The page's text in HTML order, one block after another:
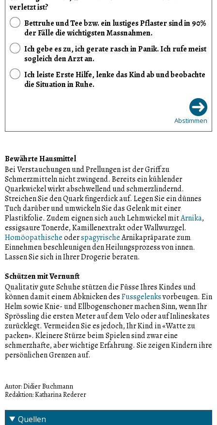
verletzt ist?
Bettruhe und Tee bzw. ein lustiges Pflaster sind in 90%
der Fälle die wichtigsten Massnahmen.
Ich gebe es zu, ich gerate rasch in Panik. Ich rufe meist
sogleich den Arzt an.
Ich leiste Erste Hilfe, lenke das Kind ab und beobachte
die Situation in Ruhe.
Abstimmen
Bewährte Hausmittel
Bei Verstauchungen und Prellungen ist der Griff zu
Schmerzmitteln nicht zwingend. Bereits ein kühlender
Quarkwickel wirkt abschwellend und schmerzlindernd.
Streichen Sie den Quark fingerdick auf. Legen Sie ein dünnes
Tuch darüber und umwickeln Sie das Gelenk mit einer
Plastikfolie. Zudem eignen sich auch Lehmwickel mitArnika,
essigsaure Tonerde, Kamillenextrakt oder Wallwurzgel.
HomöopathischeoderspagyrischeArnikapräparate zum
Einnehmen beschleunigen den Heilungsprozess von innen.
Lassen Sie sich in Ihrer Drogerie beraten.
Schützen mit Vernunft
Qualitativ gute Schuhe stützen die Füsse Ihres Kindes und
können damit einem Abknicken desFussgelenksvorbeugen. Ein
Helm sowie Knie- und Ellbogenschoner machen Sinn, wenn Ihr
Sprössling die ersten Meter auf dem Velo oder auf Inlineskates
zurücklegt. Vermeiden Sie es jedoch, Ihr Kind in «Watte zu
packen». Kleinere Stürze beim Spielen sind zwar eine
schmerzhafte, aber wichtige Erfahrung. Sie zeigen Kindern ihre
persönlichen Grenzen auf.
Autor: Didier Buchmann
Redaktion: Katharina Rederer
Quellen